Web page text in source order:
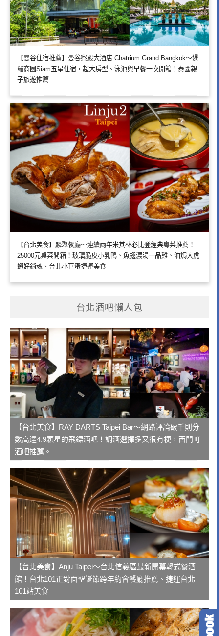
【曼谷住宿推薦】曼谷察殿大酒店 Chatrium Grand Bangkok～暹
羅商圈Siam五星住宿，超大房型、泳池與早餐一次開箱！泰國親
子旅遊推薦
【台北美食】麟聚餐廳～連續兩年米其林必比登經典粵菜推薦！
25000元桌菜開箱！玻璃脆皮小乳鴨、魚翅濃湯一品雞、油焗大虎
蝦好銷魂、台北小巨蛋捷運美食
台北酒吧懶人包
【台北美食】RAY DARTS Taipei Bar～網路評論破千則分
數高達4.9顆星的飛鏢酒吧！調酒選擇多又很有梗，西門町
酒吧推薦。
【台北美食】Anju Taipei～台北信義區最新開幕韓式餐酒
館！台北101正對面聖誕節跨年約會餐廳推薦、捷運台北
101站美食